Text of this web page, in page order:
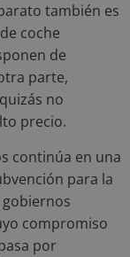
también es
coche
de
parte,
no
precio.
continúa en una
para la
compromiso
por